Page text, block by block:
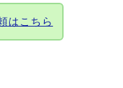
はこちら